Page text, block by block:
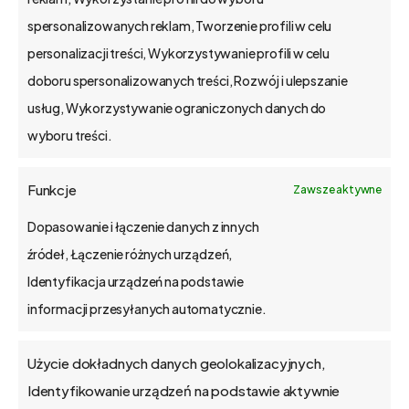
spersonalizowanych reklam, Tworzenie profili w celu
personalizacji treści, Wykorzystywanie profili w celu
doboru spersonalizowanych treści, Rozwój i ulepszanie
usług, Wykorzystywanie ograniczonych danych do
wyboru treści.
Funkcje Zawsze aktywne
Dopasowanie i łączenie danych z innych
źródeł, Łączenie różnych urządzeń,
Identyfikacja urządzeń na podstawie
informacji przesyłanych automatycznie.
Użycie dokładnych danych geolokalizacyjnych,
Identyfikowanie urządzeń na podstawie aktywnie
kapitał zakładowy 1,15 mln zł.
Poznań, Polska
tel. 61 848 44 23
bs4@bs4.io
Jak wdrażamy
API
Blog
Kontakt